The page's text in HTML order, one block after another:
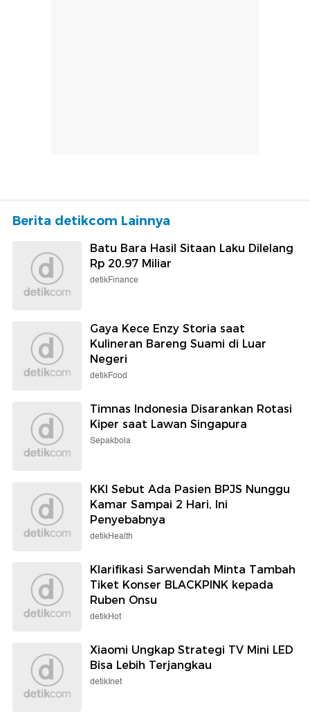
Berita detikcom Lainnya
Batu Bara Hasil Sitaan Laku Dilelang
Rp 20,97 Miliar
detikFinance
Gaya Kece Enzy Storia saat
Kulineran Bareng Suami di Luar
Negeri
detikFood
Timnas Indonesia Disarankan Rotasi
Kiper saat Lawan Singapura
Sepakbola
KKI Sebut Ada Pasien BPJS Nunggu
Kamar Sampai 2 Hari, Ini
Penyebabnya
detikHealth
Klarifikasi Sarwendah Minta Tambah
Tiket Konser BLACKPINK kepada
Ruben Onsu
detikHot
Xiaomi Ungkap Strategi TV Mini LED
Bisa Lebih Terjangkau
detikInet